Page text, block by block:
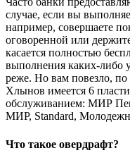
случае, если вы
например, совершаете
оговоренной или
касается полностью
выполнения каких-либо
реже. Но вам повезло,
Хлынов имеется 6
обслуживанием: МИР
МИР, Standard,
Что такое овердрафт?